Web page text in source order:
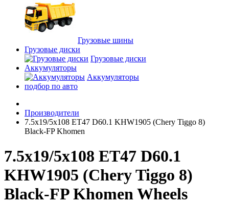
Грузовые шины
Грузовые диски
Грузовые диски
Аккумуляторы
Аккумуляторы
подбор по авто
Производители
7.5x19/5x108 ET47 D60.1 KHW1905 (Chery Tiggo 8)
Black-FP Khomen
7.5x19/5x108 ET47 D60.1
KHW1905 (Chery Tiggo 8)
Black-FP Khomen Wheels